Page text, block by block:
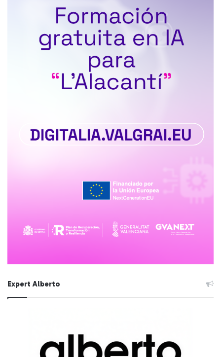
Expert Alberto